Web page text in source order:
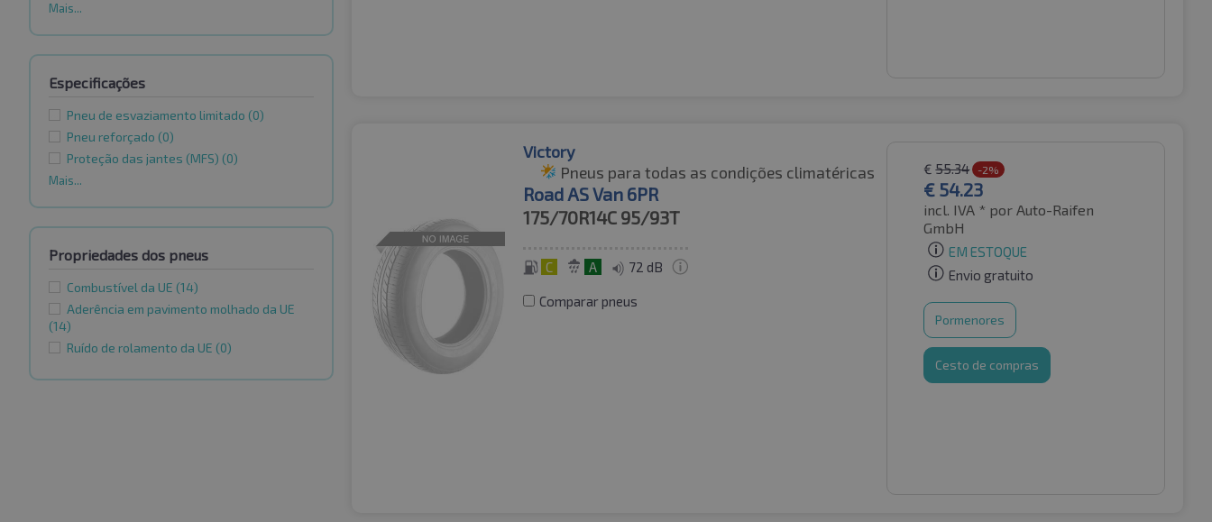
Mais...
Especificações
Pneu de esvaziamento limitado (0)
Pneu reforçado (0)
Proteção das jantes (MFS) (0)
Mais...
Propriedades dos pneus
Combustível da UE (14)
Aderência em pavimento molhado da UE
(14)
Ruído de rolamento da UE (0)
Victory
Pneus para todas as condições climatéricas
Road AS Van 6PR
175/70R14C 95/93T
C A 72 dB
Comparar pneus
€ 55.34 -2%
€ 54.23
incl. IVA * por Auto-Raifen
GmbH
EM ESTOQUE
Envio gratuito
Pormenores
Cesto de compras